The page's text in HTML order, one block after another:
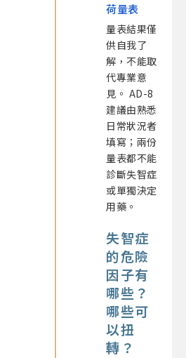
荷量表
量表結果僅
供自我了
解，不能取
代專業意
見。 AD-8
建議由熟悉
日常狀況者
填寫；兩份
量表都不能
診斷失智症
或單獨決定
用藥。
失智症
的危險
因子有
哪些？
哪些可
以扭
轉？